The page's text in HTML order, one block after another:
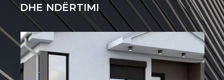
DHE NDËRTIMI